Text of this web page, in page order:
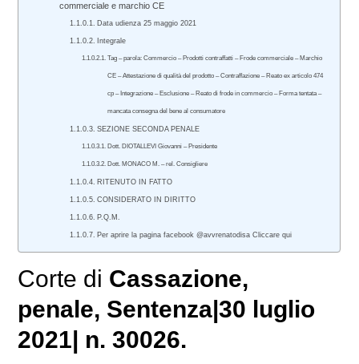
commerciale e marchio CE
Data udienza 25 maggio 2021
Integrale
Tag – parola: Commercio – Prodotti contraffatti – Frode commerciale – Marchio
CE – Attestazione di qualità del prodotto – Contraffazione – Reato ex articolo 474
cp – Integrazione – Esclusione – Reato di frode in commercio – Forma tentata –
mancata consegna del bene al consumatore
SEZIONE SECONDA PENALE
Dott. DIOTALLEVI Giovanni – Presidente
Dott. MONACO M. – rel. Consigliere
RITENUTO IN FATTO
CONSIDERATO IN DIRITTO
P.Q.M.
Per aprire la pagina facebook @avvrenatodisa Cliccare qui
Corte di Cassazione,
penale, Sentenza|30 luglio
2021| n. 30026.